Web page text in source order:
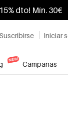
dto! Mín. 30€
Suscribirse Iniciar
Campañas